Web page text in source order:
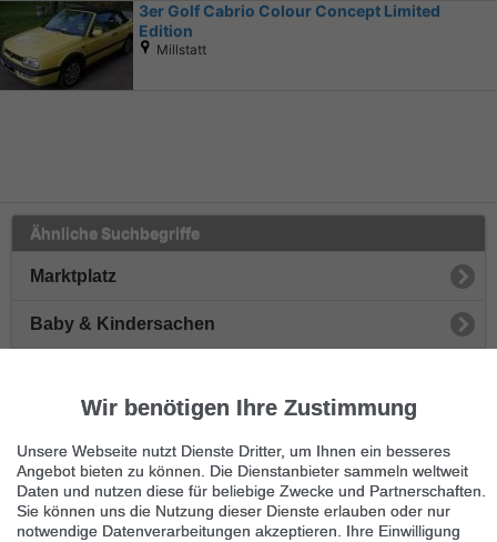
3er Golf Cabrio Colour Concept Limited
Edition
Millstatt
Ähnliche Suchbegriffe
Marktplatz
Baby & Kindersachen
Kinderwagen & -tragen
Bettausstattung
Auto-Kindersitze
Wir benötigen Ihre Zustimmung
Unsere Webseite nutzt Dienste Dritter, um Ihnen ein besseres
Angebot bieten zu können. Die Dienstanbieter sammeln weltweit
Daten und nutzen diese für beliebige Zwecke und Partnerschaften.
Sie können uns die Nutzung dieser Dienste erlauben oder nur
notwendige Datenverarbeitungen akzeptieren. Ihre Einwilligung